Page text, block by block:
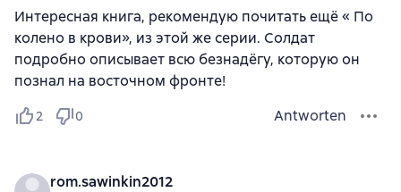
Интересная книга, рекомендую почитать ещё « По
колено в крови», из этой же серии. Солдат
подробно описывает всю безнадёгу, которую он
познал на восточном фронте!
2 0 Antworten
rom.sawinkin2012